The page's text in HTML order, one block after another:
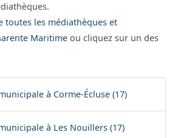
toutes les médiathèques et
Maritime ou cliquez sur un des
à Corme-Écluse (17)
à Les Nouillers (17)